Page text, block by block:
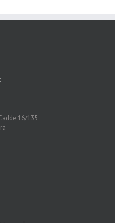
16/135